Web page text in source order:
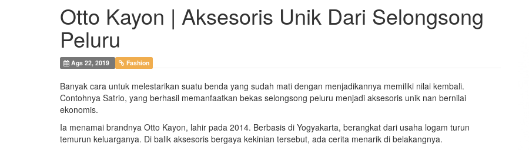
Otto Kayon | Aksesoris Unik Dari Selongsong
Peluru
Ags 22, 2019 Fashion
Banyak cara untuk melestarikan suatu benda yang sudah mati dengan menjadikannya memiliki nilai kembali.
Contohnya Satrio, yang berhasil memanfaatkan bekas selongsong peluru menjadi aksesoris unik nan bernilai
ekonomis.
Ia menamai brandnya Otto Kayon, lahir pada 2014. Berbasis di Yogyakarta, berangkat dari usaha logam turun
temurun keluarganya. Di balik aksesoris bergaya kekinian tersebut, ada cerita menarik di belakangnya.